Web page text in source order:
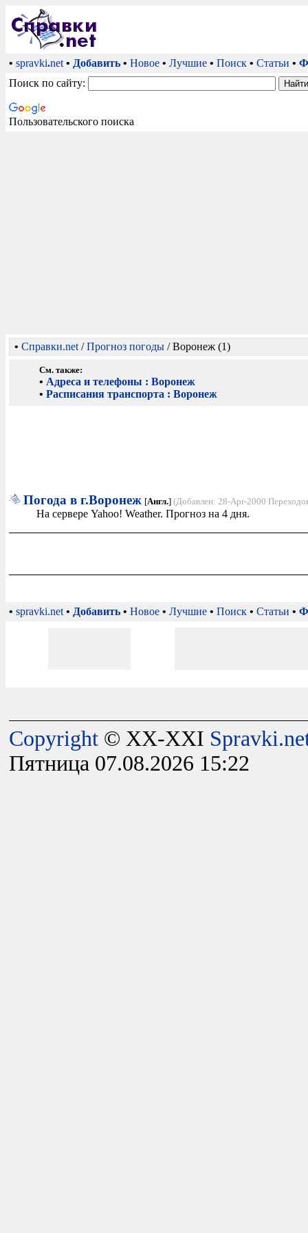
• spravki.net • Добавить • Новое • Лучшие • Поиск • Статьи •
Поиск по сайту:
Пользовательского поиска
• Справки.net /Прогноз погоды / Воронеж (1)
См. также:
• Адреса и телефоны : Воронеж
•Расписания транспорта : Воронеж
Погода в г.Воронеж [Англ.] (Добавлен: 28-Apr-2000
На сервере Yahoo! Weather. Прогноз на 4 дня.
• spravki.net • Добавить • Новое • Лучшие • Поиск • Статьи •
Copyright © XX-XXI
Пятница 07.08.2026 15:22